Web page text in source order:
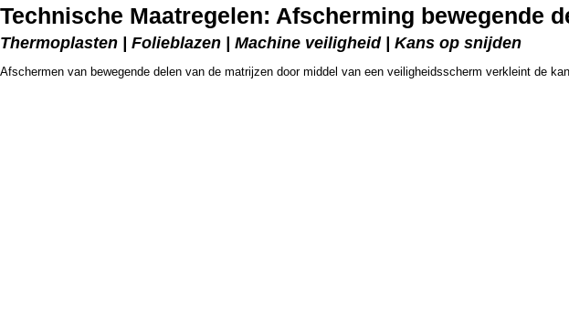
Technische Maatregelen: Afscherming bewegende
Thermoplasten | Folieblazen | Machine veiligheid | Kans op snijden
Afschermen van bewegende delen van de matrijzen door middel van een veiligheidsscherm verkleint de